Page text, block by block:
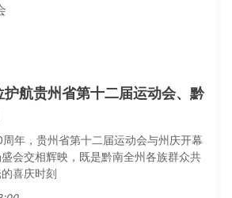
航贵州省第十二届运动会、黔
年，贵州省第十二届运动会与州庆开幕
会交相辉映，既是黔南全州各族群众共
喜庆时刻